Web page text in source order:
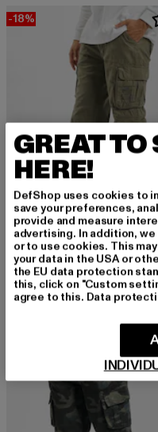
-18%
BRANDIT
Pure
49,19 EUR
Derzeitiger Preis: 49,19 EUR
59,99 EUR
GREAT TO
HERE!
DefShop uses cookies to
save your preferences,
provide and measure
advertising. In addition,
or to use cookies. This
your data in the USA or
the EU data protection
this, click on "Custom
agree to this. Data